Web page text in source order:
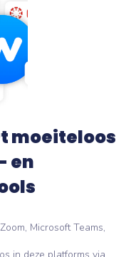
moeiteloos
en
Microsoft Teams,